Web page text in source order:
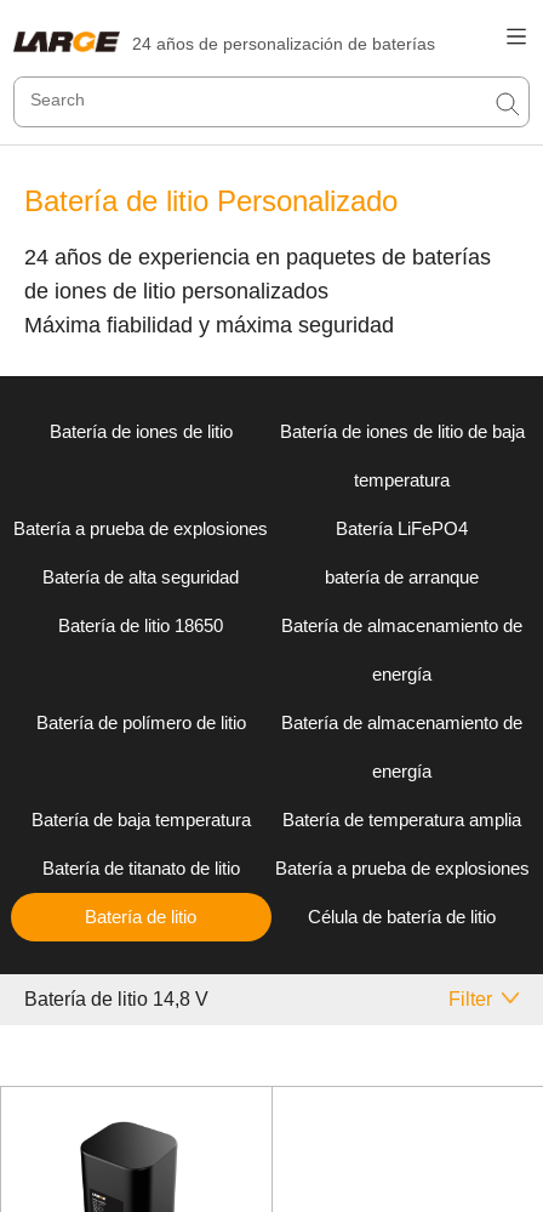
24 años de personalización de baterías
Batería de litio Personalizado
24 años de experiencia en paquetes de baterías
de iones de litio personalizados
Máxima fiabilidad y máxima seguridad
Batería de iones de litio Batería de iones de litio de baja
temperatura
Batería a prueba de explosiones Batería LiFePO4
Batería de alta seguridad batería de arranque
Batería de litio 18650 Batería de almacenamiento de
energía
Batería de polímero de litio Batería de almacenamiento de
energía
Batería de baja temperatura Batería de temperatura amplia
Batería de titanato de litio Batería a prueba de explosiones
Batería de litio Célula de batería de litio
Batería de litio 14,8 V Filter